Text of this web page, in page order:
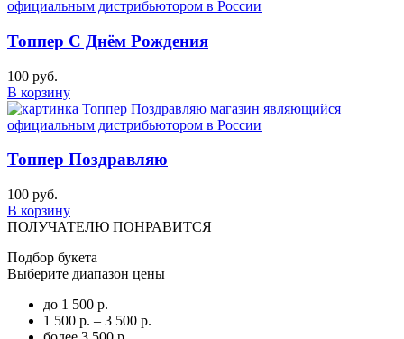
Топпер С Днём Рождения
100 руб.
В корзину
Топпер Поздравляю
100 руб.
В корзину
ПОЛУЧАТЕЛЮ ПОНРАВИТСЯ
Подбор букета
Выберите диапазон цены
до 1 500 р.
1 500 р. – 3 500 р.